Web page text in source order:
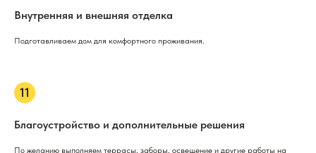
Внутренняя и внешняя отделка
Подготавливаем дом для комфортного проживания.
Благоустройство и дополнительные решения
По желанию выполняем террасы, заборы, освещение и другие работы на